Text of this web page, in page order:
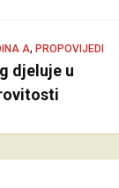
A, PROPOVIJEDI
djeluje u